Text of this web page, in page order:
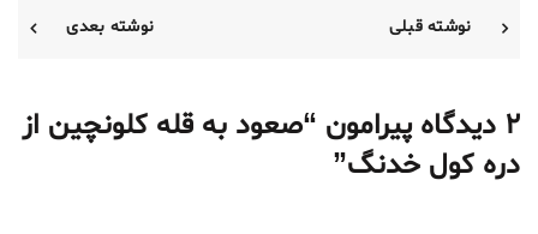
نوشته قبلی نوشته بعدی
2 دیدگاه پیرامون “
صعود به قله کلونچین از
دره کول خدنگ”